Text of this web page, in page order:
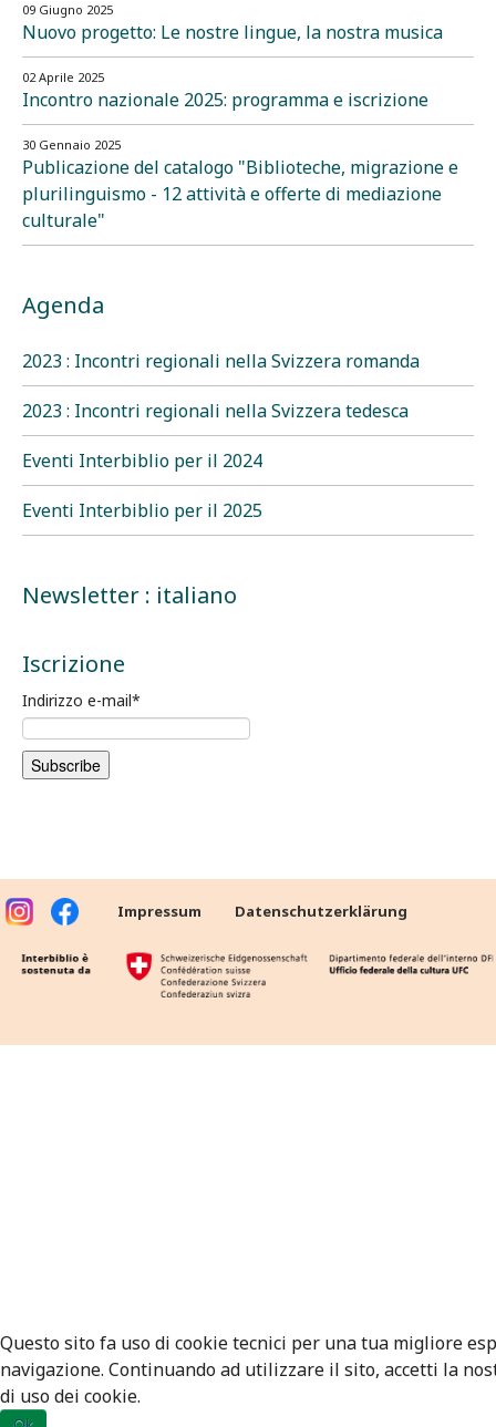
09 Giugno 2025
Nuovo progetto: Le nostre lingue, la nostra musica
02 Aprile 2025
Incontro nazionale 2025: programma e iscrizione
30 Gennaio 2025
Publicazione del catalogo "Biblioteche, migrazione e
plurilinguismo - 12 attività e offerte di mediazione
culturale"
Agenda
2023 : Incontri regionali nella Svizzera romanda
2023 : Incontri regionali nella Svizzera tedesca
Eventi Interbiblio per il 2024
Eventi Interbiblio per il 2025
Newsletter : italiano
Iscrizione
Indirizzo e-mail*
Impressum Datenschutzerklärung
Questo sito fa uso di cookie tecnici per una tua migliore
navigazione. Continuando ad utilizzare il sito, accetti la
di uso dei cookie.